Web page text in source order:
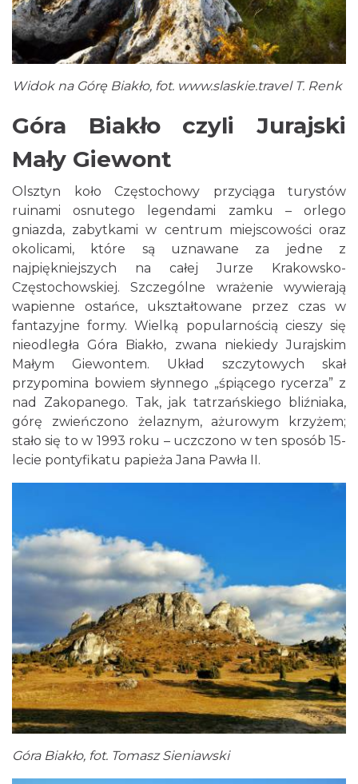
Widok na Górę Biakło, fot. www.slaskie.travelT. Renk
Góra Biakło czyli Jurajski
Mały Giewont
Olsztyn koło Częstochowy przyciąga turystów
ruinami osnutego legendami zamku – orlego
gniazda, zabytkami w centrum miejscowości oraz
okolicami, które są uznawane za jedne z
najpiękniejszych na całej Jurze Krakowsko-
Częstochowskiej. Szczególne wrażenie wywierają
wapienne ostańce, ukształtowane przez czas w
fantazyjne formy. Wielką popularnością cieszy się
nieodległa Góra Biakło, zwana niekiedy Jurajskim
Małym Giewontem. Układ szczytowych skał
przypomina bowiem słynnego „śpiącego rycerza” z
nad Zakopanego. Tak, jak tatrzańskiego bliźniaka,
górę zwieńczono żelaznym, ażurowym krzyżem;
stało się to w 1993 roku – uczczono w ten sposób 15-
lecie pontyfikatu papieża Jana Pawła II.
Góra Biakło, fot. Tomasz Sieniawski